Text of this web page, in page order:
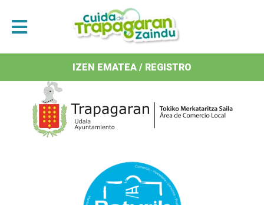
Antolatzaileak / Organizan
IZEN EMATEA / REGISTRO